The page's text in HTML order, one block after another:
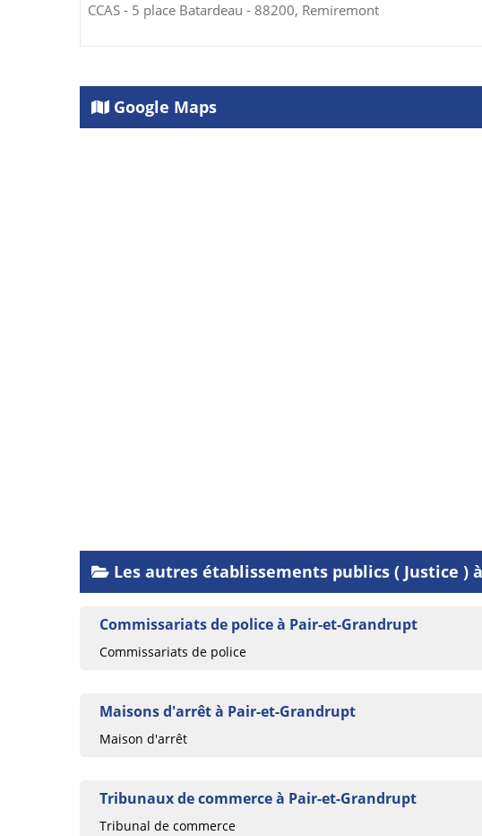
CCAS - 5 place Batardeau - 88200, Remiremont
Google Maps
Les autres établissements publics ( Justice )
Commissariats de police à Pair-et-Grandrupt
Commissariats de police
Maisons d'arrêt à Pair-et-Grandrupt
Maison d'arrêt
Tribunaux de commerce à Pair-et-Grandrupt
Tribunal de commerce